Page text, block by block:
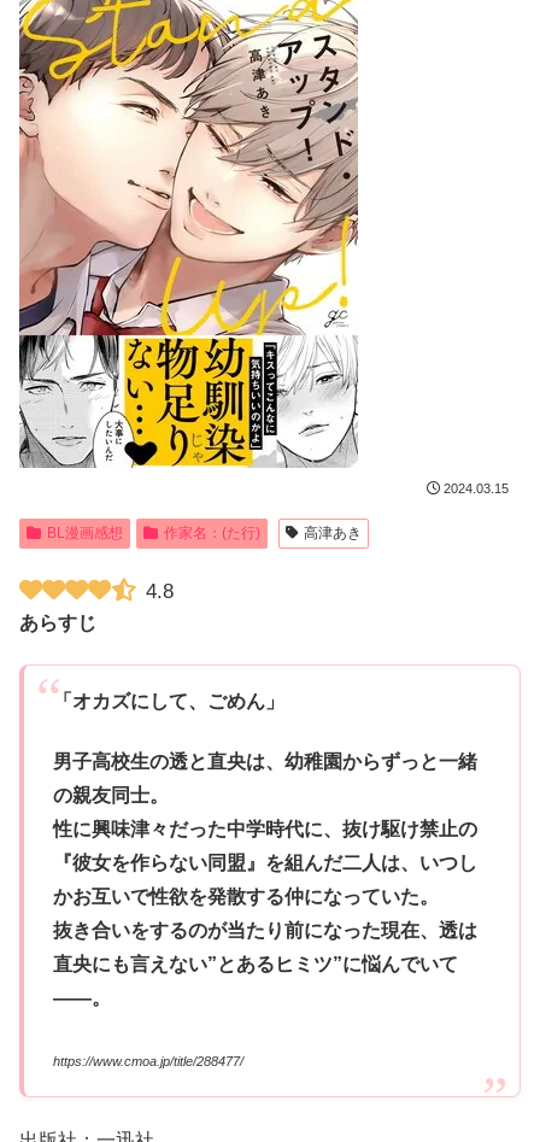
2024.03.15
BL漫画感想 作家名：(た行) 高津あき
4.8
あらすじ
「オカズにして、ごめん」
男子高校生の透と直央は、幼稚園からずっと一緒
の親友同士。
性に興味津々だった中学時代に、抜け駆け禁止の
『彼女を作らない同盟』を組んだ二人は、いつし
かお互いで性欲を発散する仲になっていた。
抜き合いをするのが当たり前になった現在、透は
直央にも言えない”とあるヒミツ”に悩んでいて
――。
https://www.cmoa.jp/title/288477/